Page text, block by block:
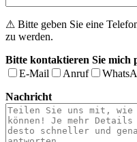
⚠ Bitte geben Sie eine
zu werden.
Bitte kontaktieren Sie mich
E-Mail
Anruf
Nachricht